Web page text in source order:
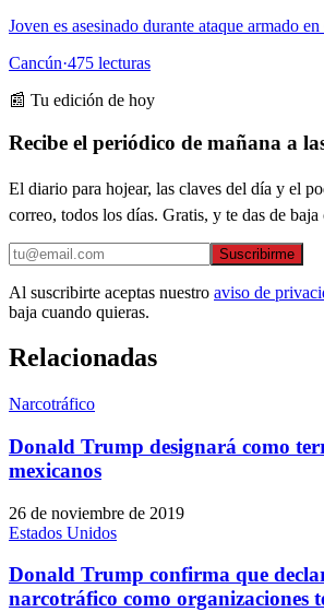
Joven es asesinado durante ataque armado
Cancún·475 lecturas
📰 Tu edición de hoy
Recibe el periódico de mañana a
El diario para hojear, las claves del día y el
correo, todos los días. Gratis, y te das de
Suscribirme
Al suscribirte aceptas nuestro aviso de
baja cuando quieras.
Relacionadas
Narcotráfico
Donald Trump designará como
mexicanos
26 de noviembre de 2019
Estados Unidos
Donald Trump confirma que
narcotráfico como organizaciones